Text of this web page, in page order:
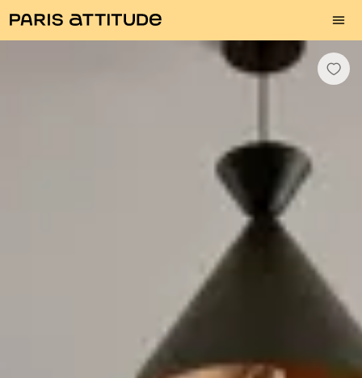
Photos Description Equipements Quartier